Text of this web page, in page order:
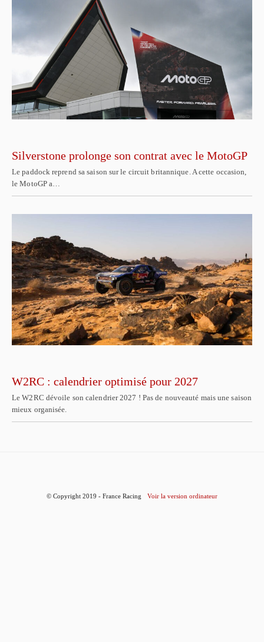
Silverstone prolonge son contrat avec le MotoGP
Le paddock reprend sa saison sur le circuit britannique. A cette occasion,
le MotoGP a…
W2RC : calendrier optimisé pour 2027
Le W2RC dévoile son calendrier 2027 ! Pas de nouveauté mais une saison
mieux organisée.
© Copyright 2019 - France Racing Voir la version ordinateur